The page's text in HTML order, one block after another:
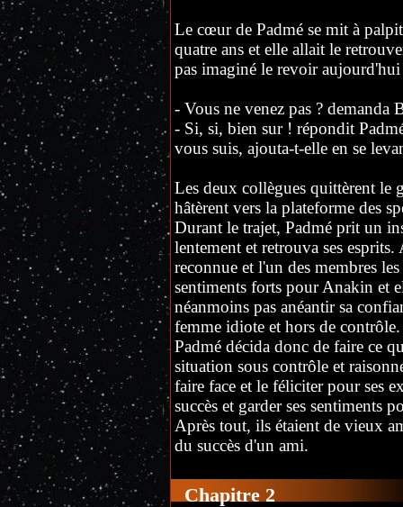
Le cœur de Padmé se mit à
quatre ans et elle allait le
pas imaginé le revoir aujourd'hui
- Vous ne venez pas ? demanda
- Si, si, bien sur ! répondit
vous suis, ajouta-t-elle en se
Les deux collègues quittèrent le
hâtèrent vers la plateforme des
Durant le trajet, Padmé prit un
lentement et retrouva ses
reconnue et l'un des membres
sentiments forts pour Anakin et
néanmoins pas anéantir sa
femme idiote et hors de contrôle.
Padmé décida donc de faire ce
situation sous contrôle et
faire face et le féliciter pour ses
succès et garder ses sentiments
Après tout, ils étaient de vieux
du succès d'un ami.
Chapitre 2